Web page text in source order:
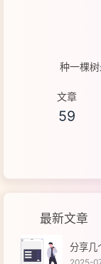
种一棵
文章
59
最新文章
分享几